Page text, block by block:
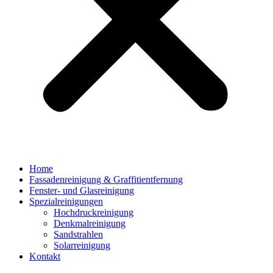
Home
Fassadenreinigung & Graffitientfernung
Fenster- und Glasreinigung
Spezialreinigungen
Hochdruckreinigung
Denkmalreinigung
Sandstrahlen
Solarreinigung
Kontakt